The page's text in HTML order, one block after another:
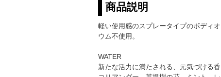
商品説明
軽い使用感のスプレータイプのボディ
ウム不使用。
WATER
新たな活力に満たされる、元気づける香